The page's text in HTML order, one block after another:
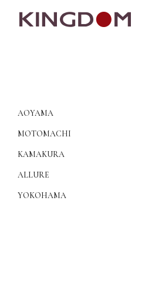
AOYAMA
MOTOMACHI
KAMAKURA
ALLURE
YOKOHAMA